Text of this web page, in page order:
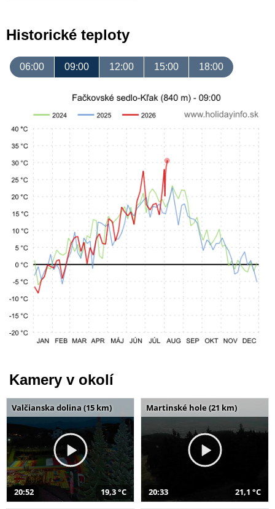
Historické teploty
06:00 09:00 12:00 15:00 18:00
Kamery v okolí
Valčianska dolina (15 km)
20:52 19,3 °C
Martinské hole (21 km)
20:33 21,1 °C